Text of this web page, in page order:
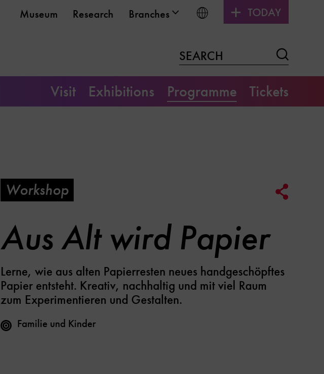
Museum Research Branches Choose language
TODAY
SEARCH
Visit Exhibitions Programme Tickets
Workshop
Aus Alt wird Papier
Lerne, wie aus alten Papierresten neues handgeschöpftes
Papier entsteht. Kreativ, nachhaltig und mit viel Raum
zum Experimentieren und Gestalten.
Familie und Kinder